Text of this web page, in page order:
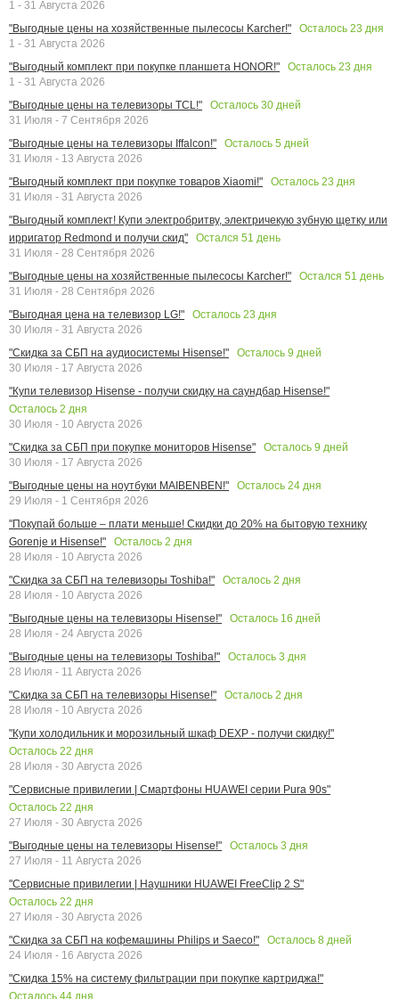
1 - 31 Августа 2026
"Выгодные цены на хозяйственные пылесосы Karcher!"
Осталось 23 дня
1 - 31 Августа 2026
"Выгодный комплект при покупке планшета HONOR!"
Осталось 23 дня
1 - 31 Августа 2026
"Выгодные цены на телевизоры TCL!"
Осталось 30 дней
31 Июля - 7 Сентября 2026
"Выгодные цены на телевизоры Iffalcon!"
Осталось 5 дней
31 Июля - 13 Августа 2026
"Выгодный комплект при покупке товаров Xiaomi!"
Осталось 23 дня
31 Июля - 31 Августа 2026
"Выгодный комплект! Купи электробритву, электричекую зубную щетку или
ирригатор Redmond и получи скид"
Остался 51 день
31 Июля - 28 Сентября 2026
"Выгодные цены на хозяйственные пылесосы Karcher!"
Остался 51 день
31 Июля - 28 Сентября 2026
"Выгодная цена на телевизор LG!"
Осталось 23 дня
30 Июля - 31 Августа 2026
"Скидка за СБП на аудиосистемы Hisense!"
Осталось 9 дней
30 Июля - 17 Августа 2026
"Купи телевизор Hisense - получи скидку на саундбар Hisense!"
Осталось 2 дня
30 Июля - 10 Августа 2026
"Скидка за СБП при покупке мониторов Hisense"
Осталось 9 дней
30 Июля - 17 Августа 2026
"Выгодные цены на ноутбуки MAIBENBEN!"
Осталось 24 дня
29 Июля - 1 Сентября 2026
"Покупай больше – плати меньше! Скидки до 20% на бытовую технику
Gorenje и Hisense!"
Осталось 2 дня
28 Июля - 10 Августа 2026
"Скидка за СБП на телевизоры Toshiba!"
Осталось 2 дня
28 Июля - 10 Августа 2026
"Выгодные цены на телевизоры Hisense!"
Осталось 16 дней
28 Июля - 24 Августа 2026
"Выгодные цены на телевизоры Toshiba!"
Осталось 3 дня
28 Июля - 11 Августа 2026
"Скидка за СБП на телевизоры Hisense!"
Осталось 2 дня
28 Июля - 10 Августа 2026
"Купи холодильник и морозильный шкаф DEXP - получи скидку!"
Осталось 22 дня
28 Июля - 30 Августа 2026
"Сервисные привилегии | Смартфоны HUAWEI серии Pura 90s"
Осталось 22 дня
27 Июля - 30 Августа 2026
"Выгодные цены на телевизоры Hisense!"
Осталось 3 дня
27 Июля - 11 Августа 2026
"Сервисные привилегии | Наушники HUAWEI FreeClip 2 S"
Осталось 22 дня
27 Июля - 30 Августа 2026
"Скидка за СБП на кофемашины Philips и Saeco!"
Осталось 8 дней
24 Июля - 16 Августа 2026
"Скидка 15% на систему фильтрации при покупке картриджа!"
Осталось 44 дня